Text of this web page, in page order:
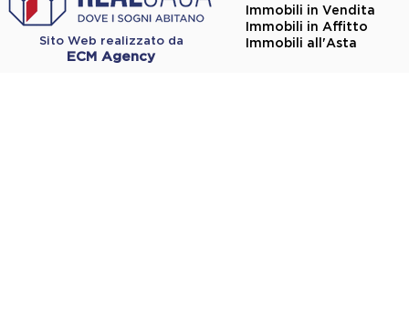
Sito Web realizzato da
ECM Agency
Immobili in Vendita
Immobili in Affitto
Immobili all'Asta